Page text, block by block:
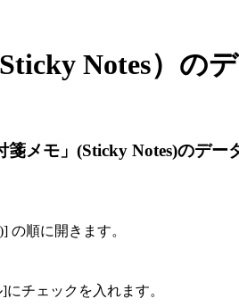
Notes）の
メモ」(Sticky Notes)のデ
の順に開きます。
チェックを入れます。